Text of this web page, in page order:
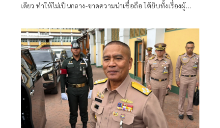
เดียว ทำให้ไม่เป็นกลาง-ขาดความน่าเชื่อถือ โต้ยิบทั้งเรื่องผู้